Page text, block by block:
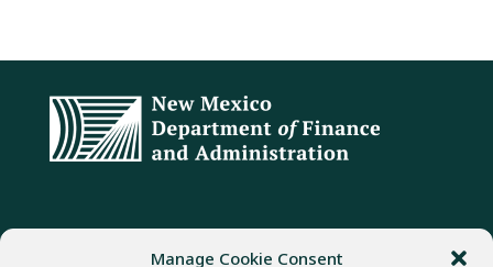
Manage Cookie Consent